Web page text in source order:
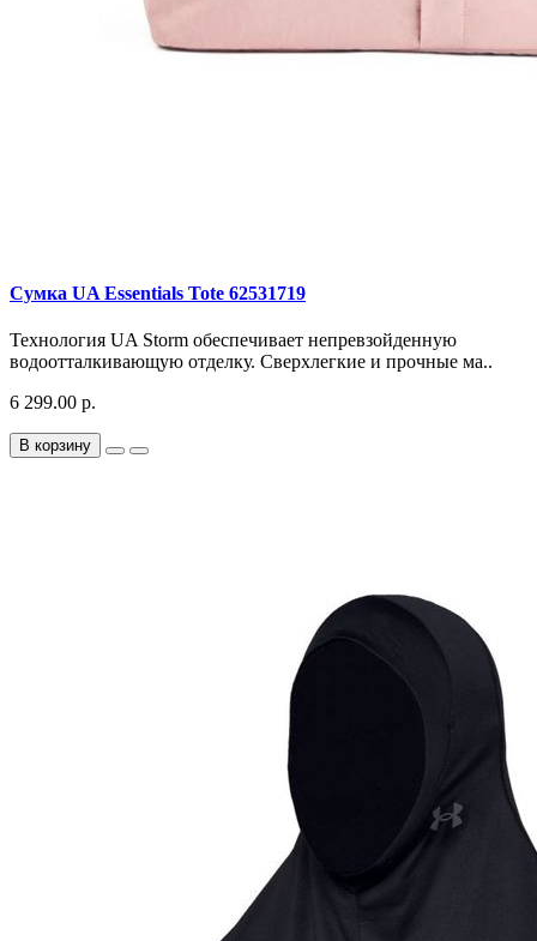
Сумка UA Essentials Tote 62531719
Технология UA Storm обеспечивает непревзойденную
водоотталкивающую отделку. Сверхлегкие и прочные ма..
6 299.00 р.
В корзину